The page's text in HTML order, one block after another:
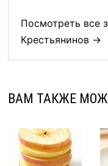
Посмотреть все
Крестьянинов →
ВАМ ТАКЖЕ